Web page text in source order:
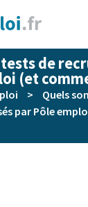
de
(et
>
Quels
par Pôle